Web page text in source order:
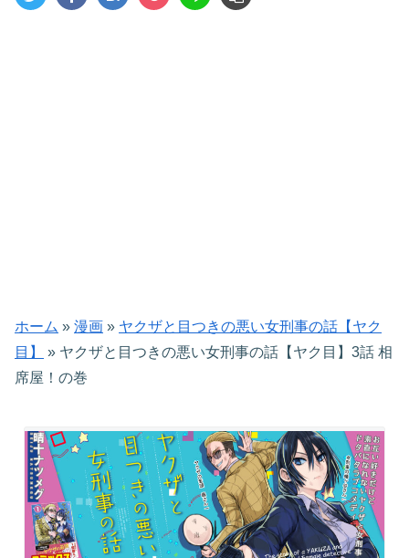
ホーム » 漫画 » ヤクザと目つきの悪い女刑事の話【ヤク
目】
» ヤクザと目つきの悪い女刑事の話【ヤク目】3話 相
席屋！の巻​